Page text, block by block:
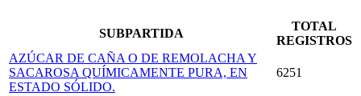
SUBPARTIDA
TOTAL
REGISTROS
AZÚCAR DE CAÑA O DE REMOLACHA Y
SACAROSA QUÍMICAMENTE PURA, EN
ESTADO SÓLIDO.
6251